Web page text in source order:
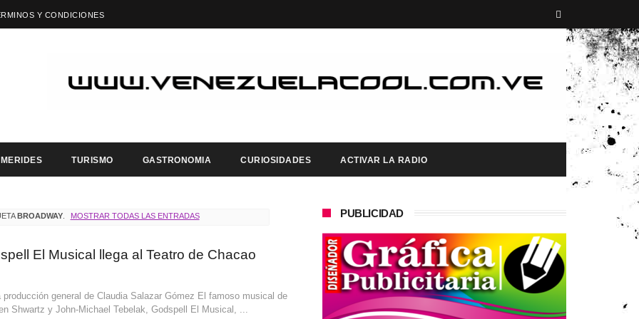
Y CONDICIONES
TURISMO GASTRONOMIA CURIOSIDADES ACTIVAR LA RADIO
BROADWAY MOSTRAR TODAS LAS ENTRADAS
El Musical llega al Teatro de Chacao
producción general de Claudia Salazar Gómez El famoso musical de
Shwartz y John-Michael Tebelak, Godspell El Musical, ...
PUBLICIDAD